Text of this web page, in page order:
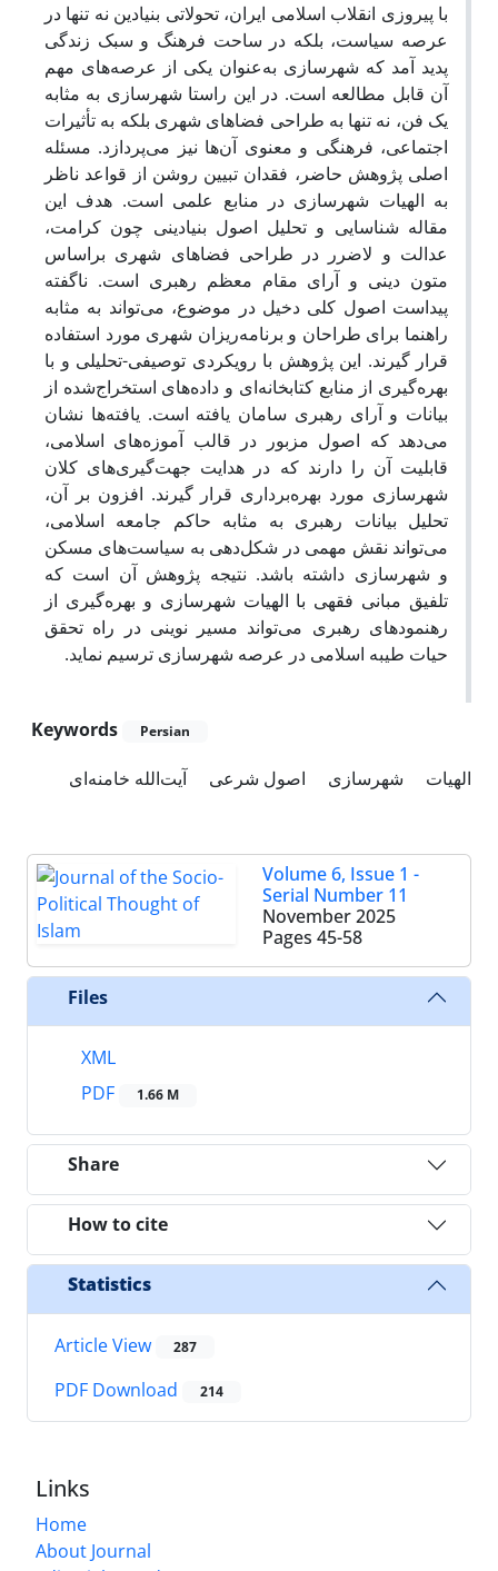
با پیروزی انقلاب اسلامی ایران، تحولاتی بنیادین نه تنها در
عرصه سیاست، بلکه در ساحت فرهنگ و سبک زندگی
پدید آمد که شهرسازی به‌عنوان یکی از عرصه‌های مهم
آن قابل ‌مطالعه است. در این راستا شهرسازی به مثابه
یک فن، نه تنها به طراحی فضاهای شهری بلکه به تأثیرات
اجتماعی، فرهنگی و معنوی آن‌ها نیز می‌پردازد. مسئله
اصلی پژوهش حاضر، فقدان تبیین روشن از قواعد ناظر
به الهیات شهرسازی در منابع علمی است. هدف این
مقاله شناسایی و تحلیل اصول بنیادینی چون کرامت،
عدالت و لاضرر در طراحی فضاهای شهری براساس
متون دینی و آرای مقام معظم رهبری است. ناگفته
پیداست اصول کلی دخیل در موضوع، می‌تواند به مثابه
راهنما برای طراحان و برنامه‌ریزان شهری مورد استفاده
قرار گیرند. این پژوهش با رویکردی توصیفی-تحلیلی و با
بهره‌گیری از منابع کتابخانه‌ای و داده‌های استخراج‌شده از
بیانات و آرای رهبری سامان یافته است. یافته‌ها نشان
می‌دهد که اصول مزبور در قالب آموزه‌های اسلامی،
قابلیت آن را دارند که در هدایت جهت‌گیری‌های کلان
شهرسازی مورد بهره‌برداری قرار گیرند. افزون بر آن،
تحلیل بیانات رهبری به مثابه حاکم جامعه اسلامی،
می‌تواند نقش مهمی در شکل‌دهی به سیاست‌های مسکن
و شهرسازی داشته باشد. نتیجه پژوهش آن است که
تلفیق مبانی فقهی با الهیات شهرسازی و بهره‌گیری از
رهنمودهای رهبری می‌تواند مسیر نوینی در راه تحقق
حیات طیبه اسلامی در عرصه شهرسازی ترسیم نماید.
Keywords Persian
الهیات شهرسازی اصول شرعی آیت‌الله خامنه‌ای
Volume 6, Issue 1 -
Serial Number 11
November 2025
Pages 45-58
Files
XML
PDF
1.66 M
Share
How to cite
Statistics
Article View 287
PDF Download 214
Links
Home
About Journal